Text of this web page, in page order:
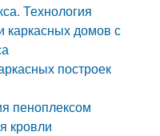
Технология
каркасных домов с
построек
пеноплексом
кровли